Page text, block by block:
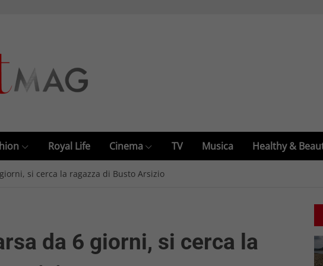
Royal Life Cinema TV Musica Healthy &
si cerca la ragazza di Busto Arsizio
da 6 giorni, si cerca la